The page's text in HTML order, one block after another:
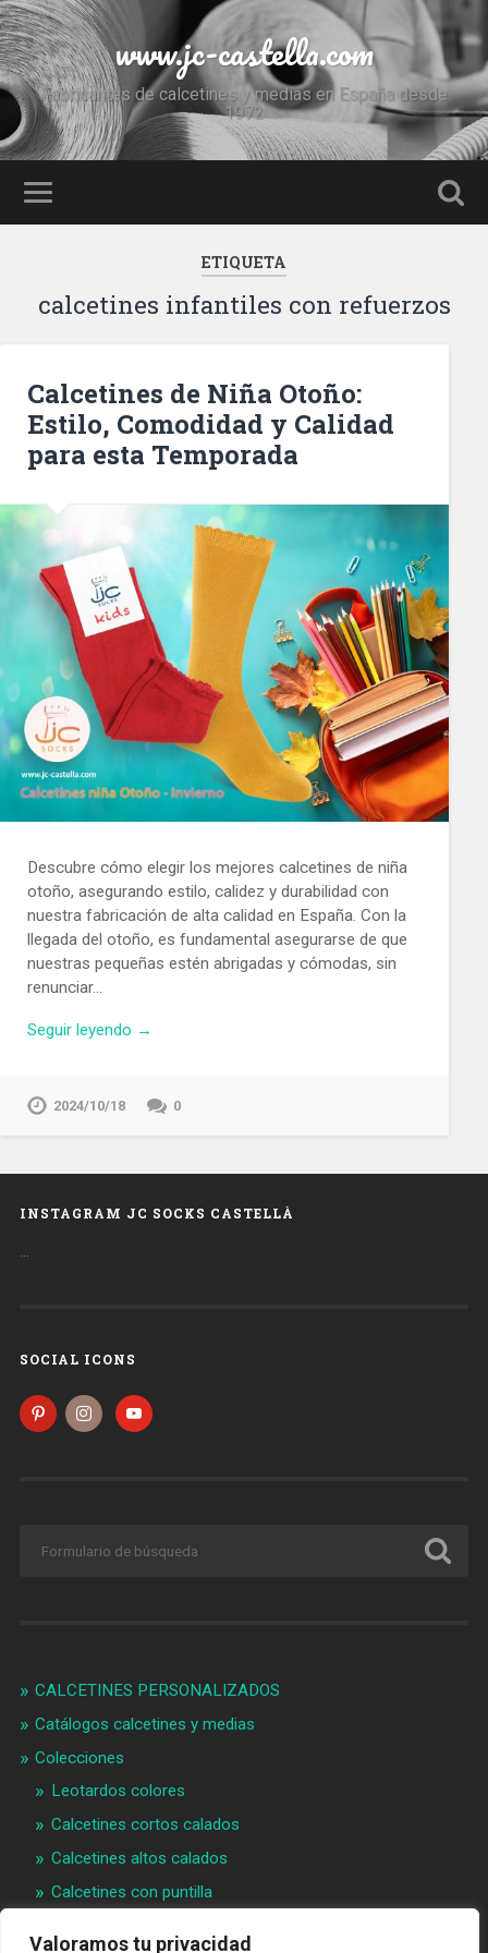
Valoramos tu privacidad
www.jc-castella.com
Fabricantes de calcetines y medias en España desde
1972
ETIQUETA
calcetines infantiles con refuerzos
Calcetines de Niña Otoño:
Estilo, Comodidad y Calidad
para esta Temporada
Descubre cómo elegir los mejores calcetines de niña
otoño, asegurando estilo, calidez y durabilidad con
nuestra fabricación de alta calidad en España. Con la
llegada del otoño, es fundamental asegurarse de que
nuestras pequeñas estén abrigadas y cómodas, sin
renunciar…
Seguir leyendo →
2024/10/18 0
INSTAGRAM JC SOCKS CASTELLÀ
SOCIAL ICONS
CALCETINES PERSONALIZADOS
Catálogos calcetines y medias
Colecciones
Leotardos colores
Calcetines cortos calados
Calcetines altos calados
Calcetines con puntilla